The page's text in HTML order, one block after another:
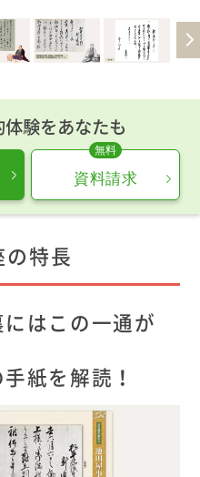
験をあなたも
資料請求
の特長
はこの一通が
紙を解読！